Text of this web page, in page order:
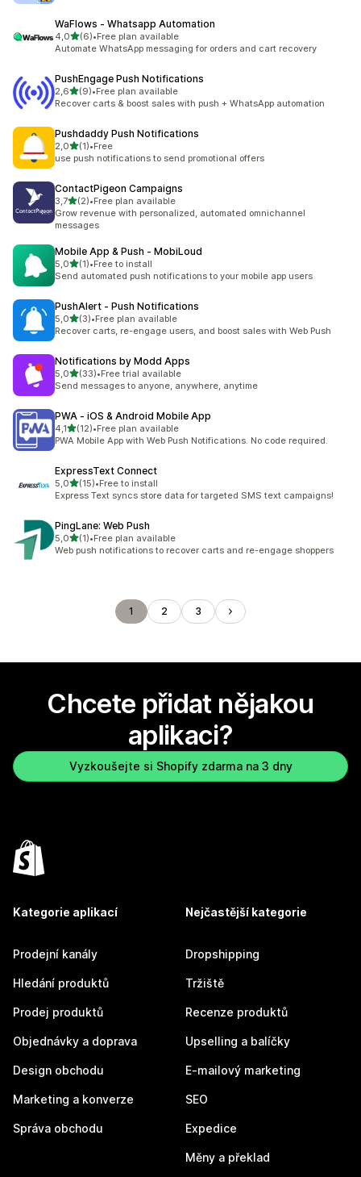
WaFlows ‑ Whatsapp Automation
4,0z 5 hvězd
(6)
Celkový počet recenzí: 6
•Free plan available
Automate WhatsApp messaging for orders and cart recovery
PushEngage Push Notifications
2,6z 5 hvězd
(9)
Celkový počet recenzí: 9
•Free plan available
Recover carts & boost sales with push + WhatsApp automation
Pushdaddy Push Notifications
2,0z 5 hvězd
(1)
Celkový počet recenzí: 1
•Free
use push notifications to send promotional offers
ContactPigeon Campaigns
3,7z 5 hvězd
(2)
Celkový počet recenzí: 2
•Free plan available
Grow revenue with personalized, automated omnichannel
messages
Mobile App & Push ‑ MobiLoud
5,0z 5 hvězd
(1)
Celkový počet recenzí: 1
•Free to install
Send automated push notifications to your mobile app users
PushAlert ‑ Push Notifications
5,0z 5 hvězd
(3)
Celkový počet recenzí: 3
•Free plan available
Recover carts, re-engage users, and boost sales with Web Push
Notifications by Modd Apps
5,0z 5 hvězd
(33)
Celkový počet recenzí: 33
•Free trial available
Send messages to anyone, anywhere, anytime
PWA ‑ iOS & Android Mobile App
4,1z 5 hvězd
(12)
Celkový počet recenzí: 12
•Free plan available
PWA Mobile App with Web Push Notifications. No code required.
ExpressText Connect
5,0z 5 hvězd
(15)
Celkový počet recenzí: 15
•Free to install
Express Text syncs store data for targeted SMS text campaigns!
PingLane: Web Push
5,0z 5 hvězd
(1)
Celkový počet recenzí: 1
•Free plan available
Web push notifications to recover carts and re-engage shoppers
1 2 3
Chcete přidat nějakou
aplikaci?
Vyzkoušejte si Shopify zdarma na 3 dny
Kategorie aplikací
Prodejní kanály
Hledání produktů
Prodej produktů
Objednávky a doprava
Design obchodu
Marketing a konverze
Správa obchodu
Nejčastější kategorie
Dropshipping
Tržiště
Recenze produktů
Upselling a balíčky
E-mailový marketing
SEO
Expedice
Měny a překlad